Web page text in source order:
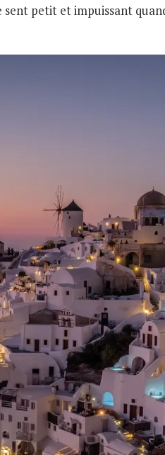
petit et impuissant